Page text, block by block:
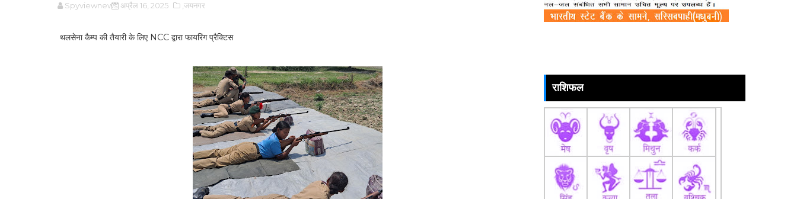
Spyviewnews अप्रैल 16, 2025 ,जयनगर
थलसेना कैम्प की तैयारी के लिए NCC द्वारा फायरिंग प्रैक्टिस
राशिफल